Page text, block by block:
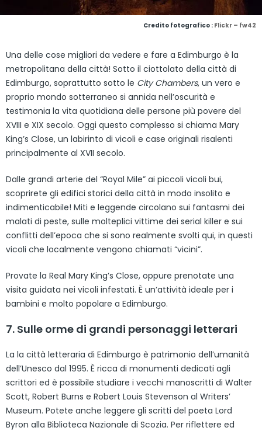
Credito fotografico : Flickr – fw42
Una delle cose migliori da vedere e fare a Edimburgo è la
metropolitana della città! Sotto il ciottolato della città di
Edimburgo, soprattutto sotto le City Chambers, un vero e
proprio mondo sotterraneo si annida nell’oscurità e
testimonia la vita quotidiana delle persone più povere del
XVIII e XIX secolo. Oggi questo complesso si chiama Mary
King’s Close, un labirinto di vicoli e case originali risalenti
principalmente al XVII secolo.
Dalle grandi arterie del “Royal Mile” ai piccoli vicoli bui,
scoprirete gli edifici storici della città in modo insolito e
indimenticabile! Miti e leggende circolano sui fantasmi dei
malati di peste, sulle molteplici vittime dei serial killer e sui
conflitti dell’epoca che si sono realmente svolti qui, in questi
vicoli che localmente vengono chiamati “vicini”.
Provate la Real Mary King’s Close, oppure prenotate una
visita guidata nei vicoli infestati. È un’attività ideale per i
bambini e molto popolare a Edimburgo.
7. Sulle orme di grandi personaggi letterari
La la città letteraria di Edimburgo è patrimonio dell’umanità
dell’Unesco dal 1995. È ricca di monumenti dedicati agli
scrittori ed è possibile studiare i vecchi manoscritti di Walter
Scott, Robert Burns e Robert Louis Stevenson al Writers’
Museum. Potete anche leggere gli scritti del poeta Lord
Byron alla Biblioteca Nazionale di Scozia. Per riflettere ed